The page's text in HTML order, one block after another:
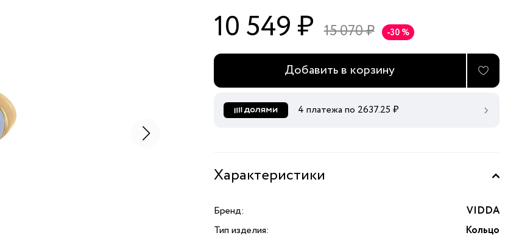
10 549 ₽ 15 070 ₽ -30 %
Добавить в корзину
4 платежа по 2637.25 ₽
Характеристики
Бренд:
VIDDA
Тип изделия:
Кольцо